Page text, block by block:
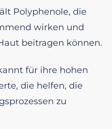
Polyphenole, die
wirken und
beitragen können.
für ihre hohen
die helfen, die
zu